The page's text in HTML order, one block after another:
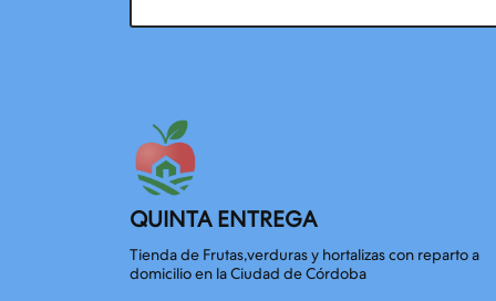
QUINTA ENTREGA
Tienda de Frutas,verduras y hortalizas con reparto a
domicilio en la Ciudad de Córdoba